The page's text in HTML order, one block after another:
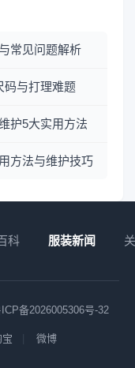
常见问题解析
码与打理难题
护5大实用方法
方法与维护技巧
科 服装新闻
备2026005306号-32
宝 微博